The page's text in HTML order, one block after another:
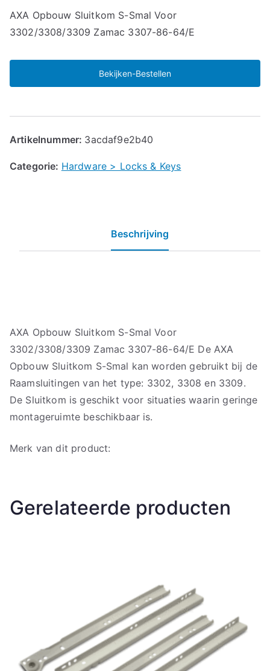
AXA Opbouw Sluitkom S-Smal Voor
3302/3308/3309 Zamac 3307-86-64/E
Bekijken-Bestellen
Artikelnummer: 3acdaf9e2b40
Categorie: Hardware > Locks & Keys
Beschrijving
AXA Opbouw Sluitkom S-Smal Voor
3302/3308/3309 Zamac 3307-86-64/E De AXA
Opbouw Sluitkom S-Smal kan worden gebruikt bij de
Raamsluitingen van het type: 3302, 3308 en 3309.
De Sluitkom is geschikt voor situaties waarin geringe
montageruimte beschikbaar is.
Merk van dit product:
Gerelateerde producten